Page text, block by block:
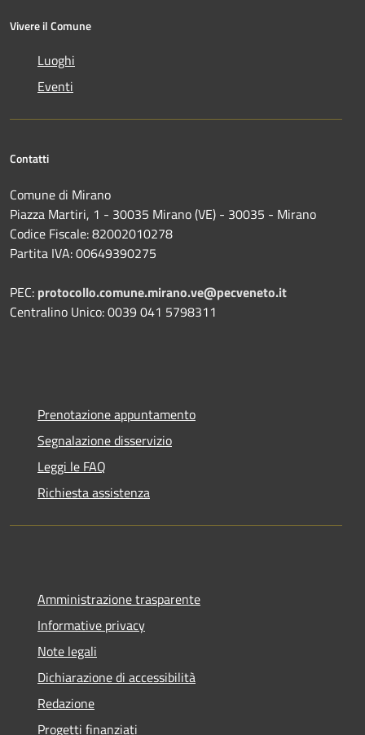
Vivere il Comune
Luoghi
Eventi
Contatti
Comune di Mirano
Piazza Martiri, 1 - 30035 Mirano (VE) - 30035 - Mirano
Codice Fiscale: 82002010278
Partita IVA: 00649390275
PEC: protocollo.comune.mirano.ve@pecveneto.it
Centralino Unico: 0039 041 5798311
Prenotazione appuntamento
Segnalazione disservizio
Leggi le FAQ
Richiesta assistenza
Amministrazione trasparente
Informative privacy
Note legali
Dichiarazione di accessibilità
Redazione
Progetti finanziati